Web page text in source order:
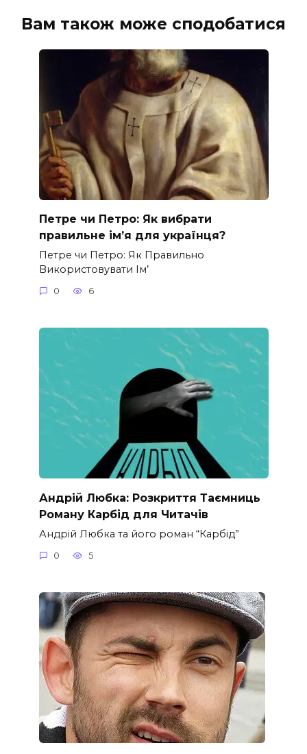
Вам також може сподобатися
Петре чи Петро: Як вибрати
правильне ім’я для українця?
Петре чи Петро: Як Правильно
Використовувати Ім’
0 6
Андрій Любка: Розкриття Таємниць
Роману Карбід для Читачів
Андрій Любка та його роман “Карбід”
0 5